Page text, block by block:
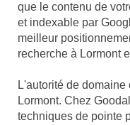
que le contenu de
et indexable par
meilleur
recherche à Lormont
L'autorité de
Lormont. Chez
techniques de pointe